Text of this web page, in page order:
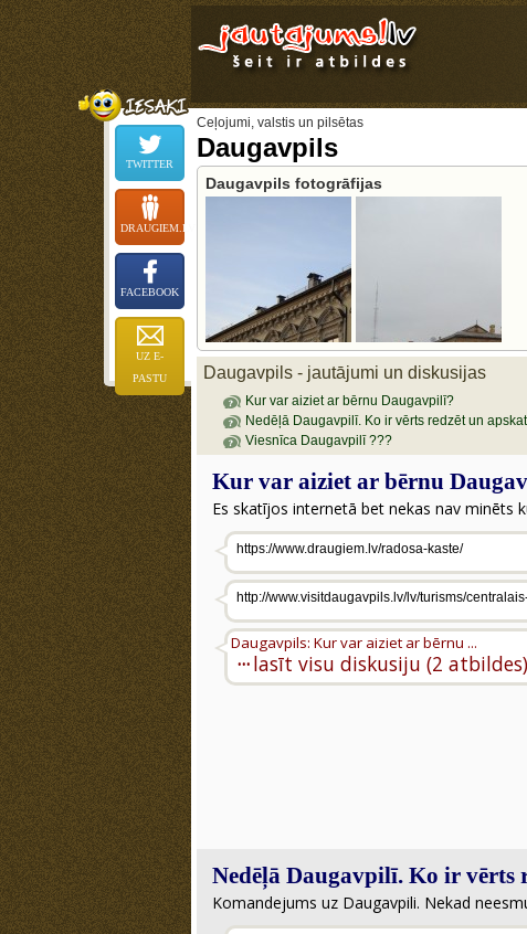
Ceļojumi, valstis un pilsētas
Daugavpils
Daugavpils fotogrāfijas
Daugavpils - jautājumi un diskusijas
Kur var aiziet ar bērnu Daugavpilī?
Nedēļā Daugavpilī. Ko ir vērts redzēt un
Viesnīca Daugavpilī ???
Kur var aiziet ar bērnu
Es skatījos internetā bet nekas nav minēts
https://www.draugiem.lv/radosa-kaste/
http://www.visitdaugavpils.lv/lv/turisms/
···
Daugavpils: Kur var aiziet ar bērnu ...
lasīt visu diskusiju (2
Nedēļā Daugavpilī. Ko ir vērts
Komandejums uz Daugavpili. Nekad
TWITTER
DRAUGIEM.LV
FACEBOOK
UZ E-
PASTU